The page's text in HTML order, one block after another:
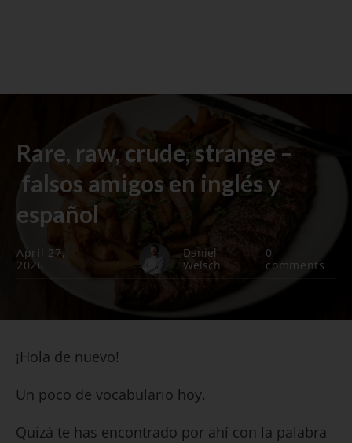
Rare, raw, crude, strange –
falsos amigos en inglés y
español
April 27,
2026
Daniel
Welsch
0
comments
¡Hola de nuevo!
Un poco de vocabulario hoy.
Quizá te has encontrado por ahí con la palabra